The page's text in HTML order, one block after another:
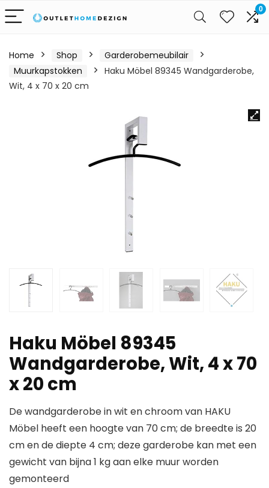
0
Home Shop
Garderobemeubilair
Muurkapstokken
Haku Möbel 89345 Wandgarderobe,
Wit, 4 x 70 x 20 cm
Haku Möbel 89345
Wandgarderobe, Wit, 4 x 70
x 20 cm
De wandgarderobe in wit en chroom van HAKU
Möbel heeft een hoogte van 70 cm; de breedte is 20
cm en de diepte 4 cm; deze garderobe kan met een
gewicht van bijna 1 kg aan elke muur worden
gemonteerd